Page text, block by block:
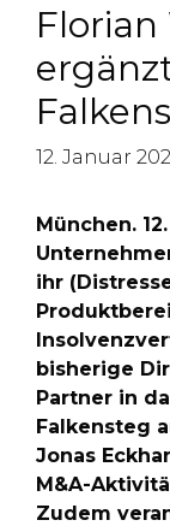
12. Januar
München.
ihr
bisherige
Partner in
Falkensteg
Jonas
M&A-
Zudem